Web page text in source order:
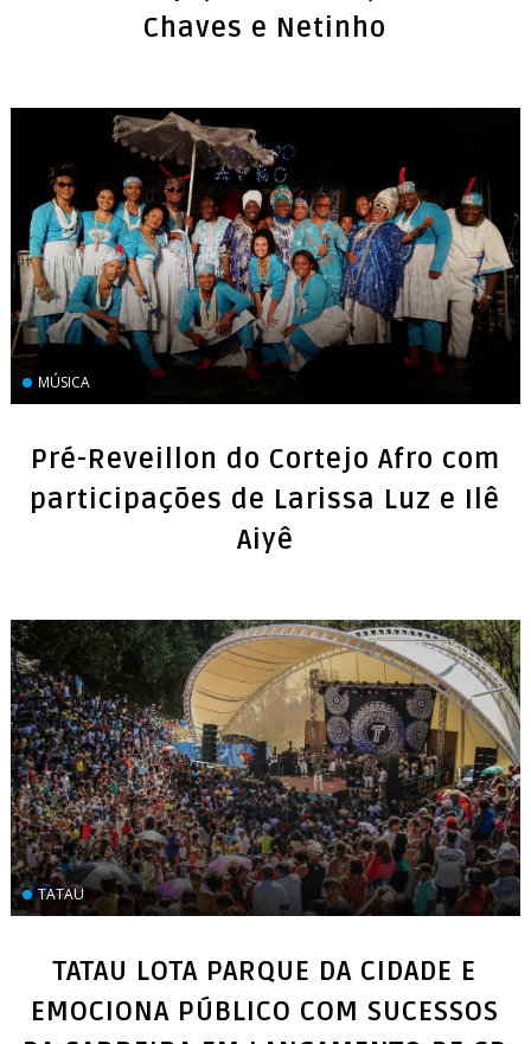
Chaves e Netinho
MÚSICA
Pré-Reveillon do Cortejo Afro com
participações de Larissa Luz e Ilê
Aiyê
TATAU
TATAU LOTA PARQUE DA CIDADE E
EMOCIONA PÚBLICO COM SUCESSOS